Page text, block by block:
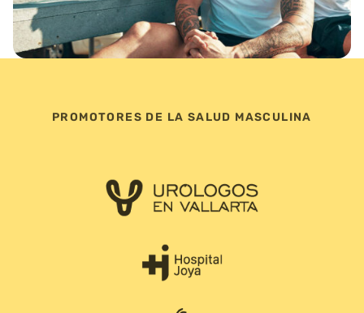
PROMOTORES DE LA SALUD MASCULINA
Logo Urólogos en Vallarta
Logo Hospital Joya